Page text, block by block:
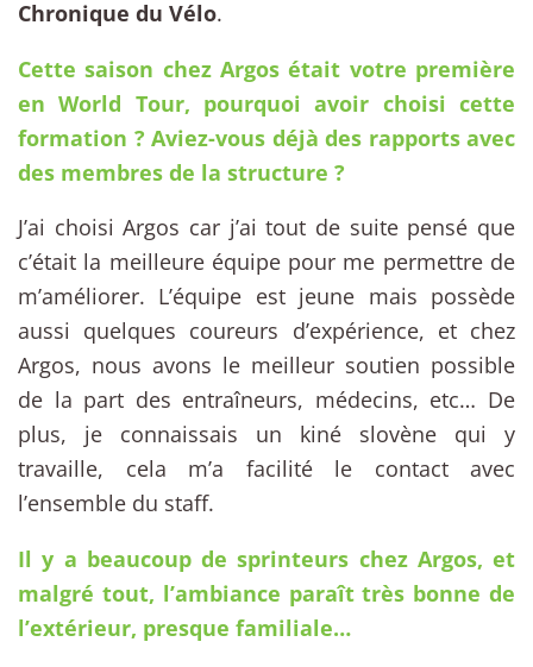
Chronique du Vélo.
Cette saison chez Argos était votre première
en World Tour, pourquoi avoir choisi cette
formation ? Aviez-vous déjà des rapports avec
des membres de la structure ?
J’ai choisi Argos car j’ai tout de suite pensé que
c’était la meilleure équipe pour me permettre de
m’améliorer. L’équipe est jeune mais possède
aussi quelques coureurs d’expérience, et chez
Argos, nous avons le meilleur soutien possible
de la part des entraîneurs, médecins, etc… De
plus, je connaissais un kiné slovène qui y
travaille, cela m’a facilité le contact avec
l’ensemble du staff.
Il y a beaucoup de sprinteurs chez Argos, et
malgré tout, l’ambiance paraît très bonne de
l’extérieur, presque familiale…